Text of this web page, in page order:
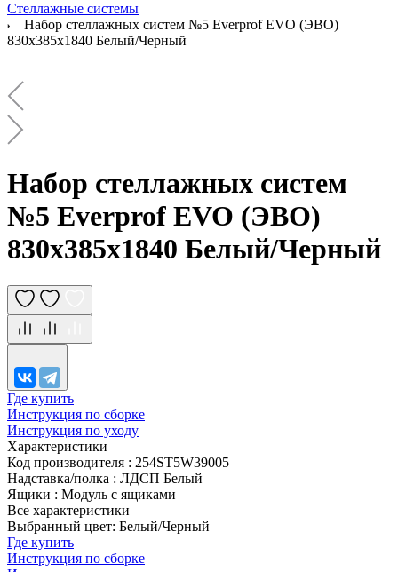
Стеллажные системы
Набор стеллажных систем №5 Everprof EVO (ЭВО)
830x385x1840 Белый/Черный
Набор стеллажных систем
№5 Everprof EVO (ЭВО)
830x385x1840 Белый/Черный
Где купить
Инструкция по сборке
Инструкция по уходу
Характеристики
Код производителя : 254ST5W39005
Надставка/полка : ЛДСП Белый
Ящики : Модуль с ящиками
Все характеристики
Выбранный цвет: Белый/Черный
Где купить
Инструкция по сборке